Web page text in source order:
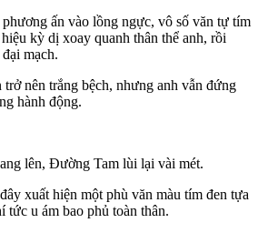
ấn vào lồng ngực, vô số văn tự tím
kỳ dị xoay quanh thân thể anh, rồi
mạch.
nên trắng bệch, nhưng anh vẫn đứng
hành động.
lên, Đường Tam lùi lại vài mét.
xuất hiện một phù văn màu tím đen tựa
tức u ám bao phủ toàn thân.